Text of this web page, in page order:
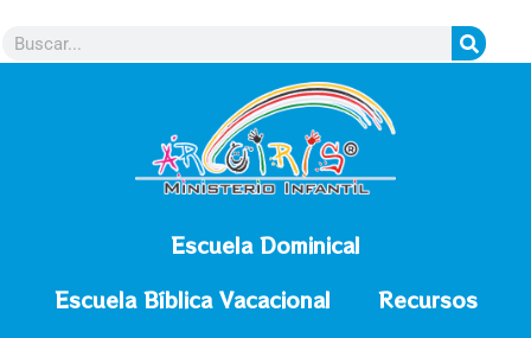
Escuela Dominical
Escuela Bíblica Vacacional
Recursos